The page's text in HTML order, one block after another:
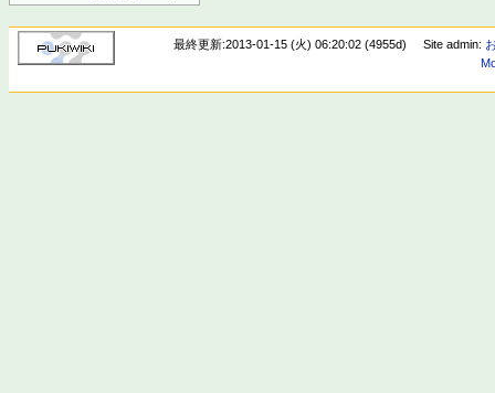
最終更新:2013-01-15 (火) 06:20:02 (4955d) Site admin: